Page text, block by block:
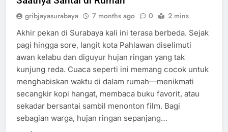
gribjayasurabaya 7 months ago 0 2 mins
Akhir pekan di Surabaya kali ini terasa berbeda. Sejak
pagi hingga sore, langit kota Pahlawan diselimuti
awan kelabu dan diguyur hujan ringan yang tak
kunjung reda. Cuaca seperti ini memang cocok untuk
menghabiskan waktu di dalam rumah—menikmati
secangkir kopi hangat, membaca buku favorit, atau
sekadar bersantai sambil menonton film. Bagi
sebagian warga, hujan ringan sepanjang…